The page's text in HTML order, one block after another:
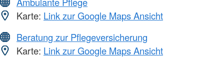
Karte: Link zur Google Maps Ansicht
Beratung zur Pflegeversicherung
Karte: Link zur Google Maps Ansicht